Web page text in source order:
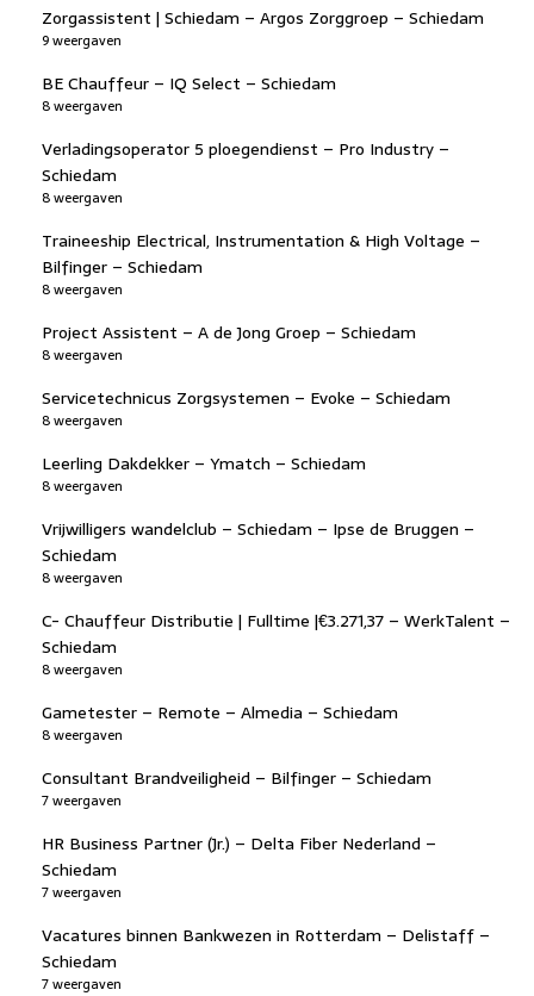
Zorgassistent | Schiedam – Argos Zorggroep – Schiedam
9 weergaven
BE Chauffeur – IQ Select – Schiedam
8 weergaven
Verladingsoperator 5 ploegendienst – Pro Industry –
Schiedam
8 weergaven
Traineeship Electrical, Instrumentation & High Voltage –
Bilfinger – Schiedam
8 weergaven
Project Assistent – A de Jong Groep – Schiedam
8 weergaven
Servicetechnicus Zorgsystemen – Evoke – Schiedam
8 weergaven
Leerling Dakdekker – Ymatch – Schiedam
8 weergaven
Vrijwilligers wandelclub – Schiedam – Ipse de Bruggen –
Schiedam
8 weergaven
C- Chauffeur Distributie | Fulltime |€3.271,37 – WerkTalent –
Schiedam
8 weergaven
Gametester – Remote – Almedia – Schiedam
8 weergaven
Consultant Brandveiligheid – Bilfinger – Schiedam
7 weergaven
HR Business Partner (Jr.) – Delta Fiber Nederland –
Schiedam
7 weergaven
Vacatures binnen Bankwezen in Rotterdam – Delistaff –
Schiedam
7 weergaven